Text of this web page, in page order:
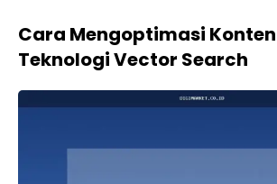
Cara Mengoptimasi
Teknologi Vector Search